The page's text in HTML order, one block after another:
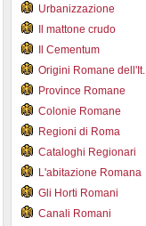
Urbanizzazione
Il mattone crudo
Il Cementum
Origini Romane dell'It.
Province Romane
Colonie Romane
Regioni di Roma
Cataloghi Regionari
L'abitazione Romana
Gli Horti Romani
Canali Romani